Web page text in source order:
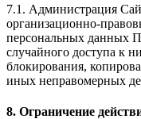
7.1. Администрация
организационно-
персональных данных
случайного доступа к
блокирования,
иных неправомерных
8. Ограничение